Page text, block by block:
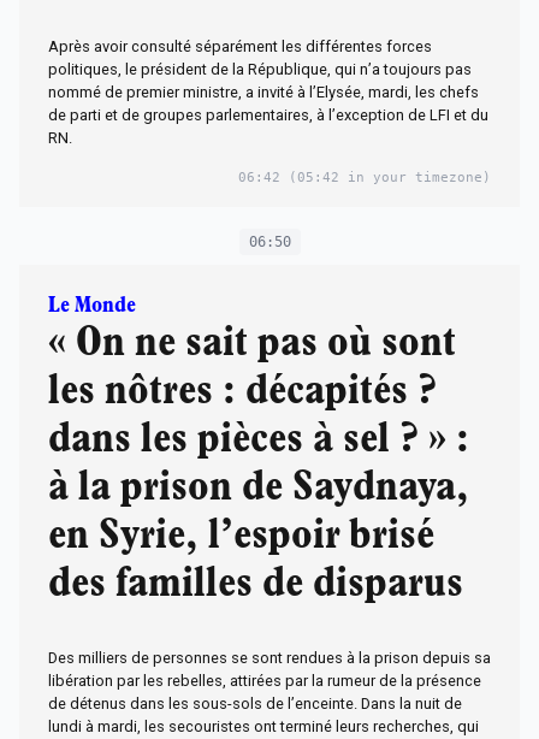
Après avoir consulté séparément les différentes forces
politiques, le président de la République, qui n’a toujours pas
nommé de premier ministre, a invité à l’Elysée, mardi, les chefs
de parti et de groupes parlementaires, à l’exception de LFI et du
RN.
06:42 (05:42 in your timezone)
06:50
Le Monde
« On ne sait pas où sont
les nôtres : décapités ?
dans les pièces à sel ? » :
à la prison de Saydnaya,
en Syrie, l’espoir brisé
des familles de disparus
Des milliers de personnes se sont rendues à la prison depuis sa
libération par les rebelles, attirées par la rumeur de la présence
de détenus dans les sous-sols de l’enceinte. Dans la nuit de
lundi à mardi, les secouristes ont terminé leurs recherches, qui